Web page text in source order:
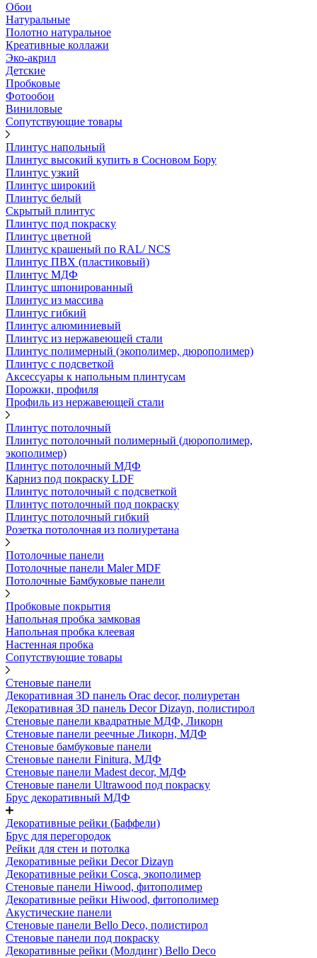
Обои
Натуральные
Полотно натуральное
Креативные коллажи
Эко-акрил
Детские
Пробковые
Фотообои
Виниловые
Сопутствующие товары
Плинтус напольный
Плинтус высокий купить в Сосновом Бору
Плинтус узкий
Плинтус широкий
Плинтус белый
Скрытый плинтус
Плинтус под покраску
Плинтус цветной
Плинтус крашеный по RAL/ NCS
Плинтус ПВХ (пластиковый)
Плинтус МДФ
Плинтус шпонированный
Плинтус из массива
Плинтус гибкий
Плинтус алюминиевый
Плинтус из нержавеющей стали
Плинтус полимерный (экополимер, дюрополимер)
Плинтус с подсветкой
Аксессуары к напольным плинтусам
Порожки, профиля
Профиль из нержавеющей стали
Плинтус потолочный
Плинтус потолочный полимерный (дюрополимер,
экополимер)
Плинтус потолочный МДФ
Карниз под покраску LDF
Плинтус потолочный с подсветкой
Плинтус потолочный под покраску
Плинтус потолочный гибкий
Розетка потолочная из полиуретана
Потолочные панели
Потолочные панели Maler MDF
Потолочные Бамбуковые панели
Пробковые покрытия
Напольная пробка замковая
Напольная пробка клеевая
Настенная пробка
Сопутствующие товары
Стеновые панели
Декоративная 3D панель Orac decor, полиуретан
Декоративная 3D панель Decor Dizayn, полистирол
Стеновые панели квадратные МДФ, Ликорн
Стеновые панели реечные Ликорн, МДФ
Стеновые бамбуковые панели
Стеновые панели Finitura, МДФ
Стеновые панели Madest decor, МДФ
Стеновые панели Ultrawood под покраску
Брус декоративный МДФ
Декоративные рейки (Баффели)
Брус для перегородок
Рейки для стен и потолка
Декоративные рейки Decor Dizayn
Декоративные рейки Cosca, экополимер
Стеновые панели Hiwood, фитополимер
Декоративные рейки Hiwood, фитополимер
Акустические панели
Стеновые панели Bello Deco, полистирол
Стеновые панели под покраску
Декоративные рейки (Молдинг) Bello Deco